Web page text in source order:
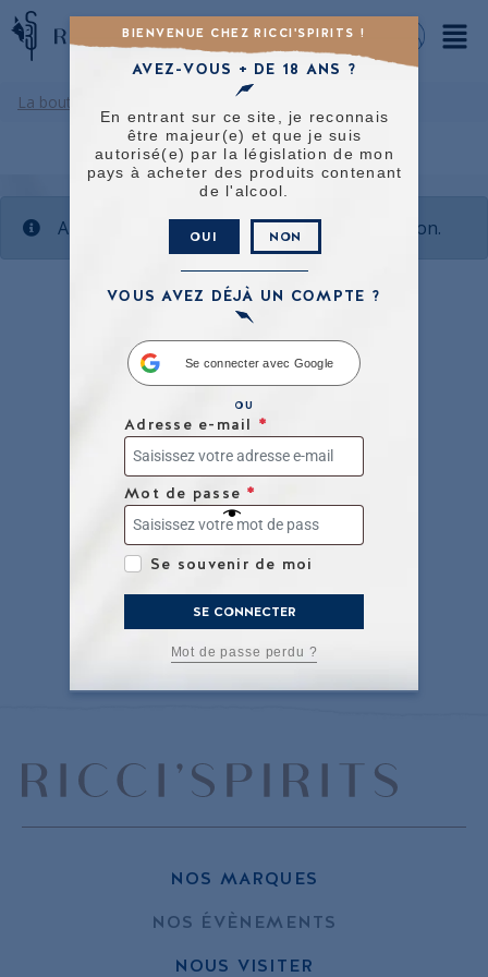
La boutique / Product Degré / 50°
Aucun produit ne correspond à votre sélection.
NOS MARQUES
NOS ÉVÈNEMENTS
NOUS VISITER
BIENVENUE CHEZ RICCI'SPIRITS !
AVEZ-VOUS + DE 18 ANS ?
En entrant sur ce site, je reconnais
être majeur(e) et que je suis
autorisé(e) par la législation de mon
pays à acheter des produits contenant
de l'alcool.
OUI NON
VOUS AVEZ DÉJÀ UN COMPTE ?
Se connecter avec Google
OU
Adresse e-mail *
Mot de passe *
Se souvenir de moi
SE CONNECTER
Mot de passe perdu ?